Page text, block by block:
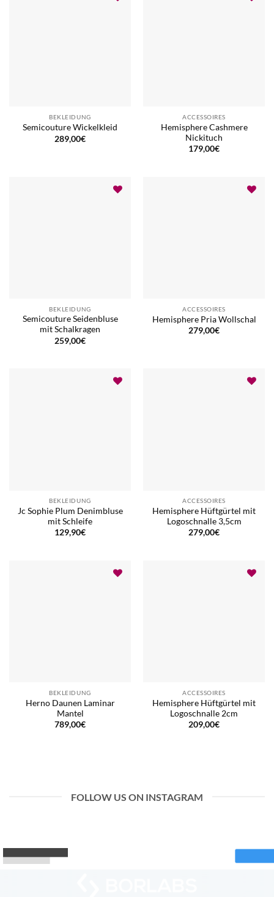
BEKLEIDUNG
Semicouture Wickelkleid
289,00€
ACCESSOIRES
Hemisphere Cashmere
Nickituch
179,00€
BEKLEIDUNG
Semicouture Seidenbluse
mit Schalkragen
259,00€
ACCESSOIRES
Hemisphere Pria Wollschal
279,00€
BEKLEIDUNG
Jc Sophie Plum Denimbluse
mit Schleife
129,90€
ACCESSOIRES
Hemisphere Hüftgürtel mit
Logoschnalle 3,5cm
279,00€
BEKLEIDUNG
Herno Daunen Laminar
Mantel
789,00€
ACCESSOIRES
Hemisphere Hüftgürtel mit
Logoschnalle 2cm
209,00€
FOLLOW US ON INSTAGRAM